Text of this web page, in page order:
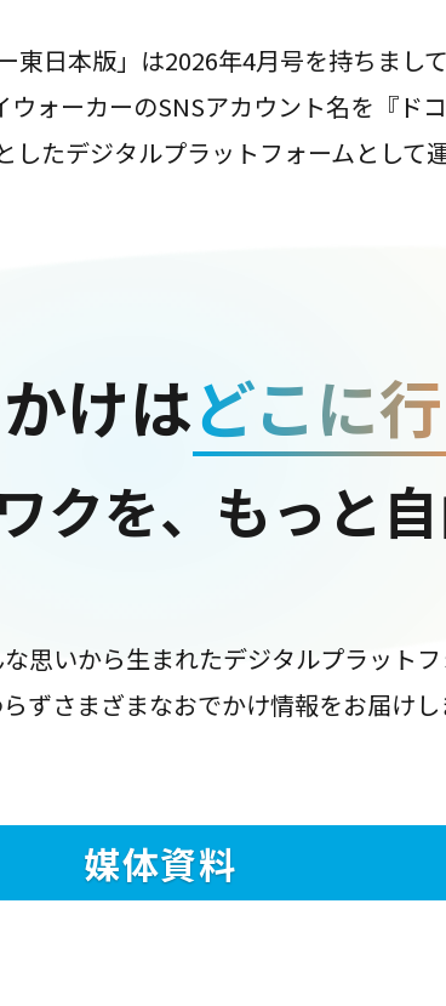
東日本版」は2026年4月号を持ちまし
ォーカーのSNSアカウント名を『ド
たデジタルプラットフォームとして
けはどこに
クを、もっと
な思いから生まれたデジタルプラット
ずさまざまなおでかけ情報をお届け
媒体資料